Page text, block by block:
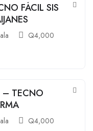
FÁCIL SIS
Q4,000
– TECNO
Q4,000